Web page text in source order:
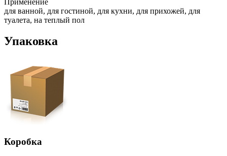
для ванной, для гостиной, для кухни, для прихожей, для
туалета, на теплый пол
Упаковка
Коробка